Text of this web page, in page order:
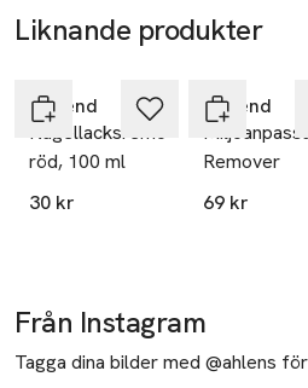
Liknande produkter
Depend
Nagellacksremover,
röd, 100 ml
30 kr
Depend
Remover
69 kr
Från Instagram
Tagga dina bilder med @ahlens